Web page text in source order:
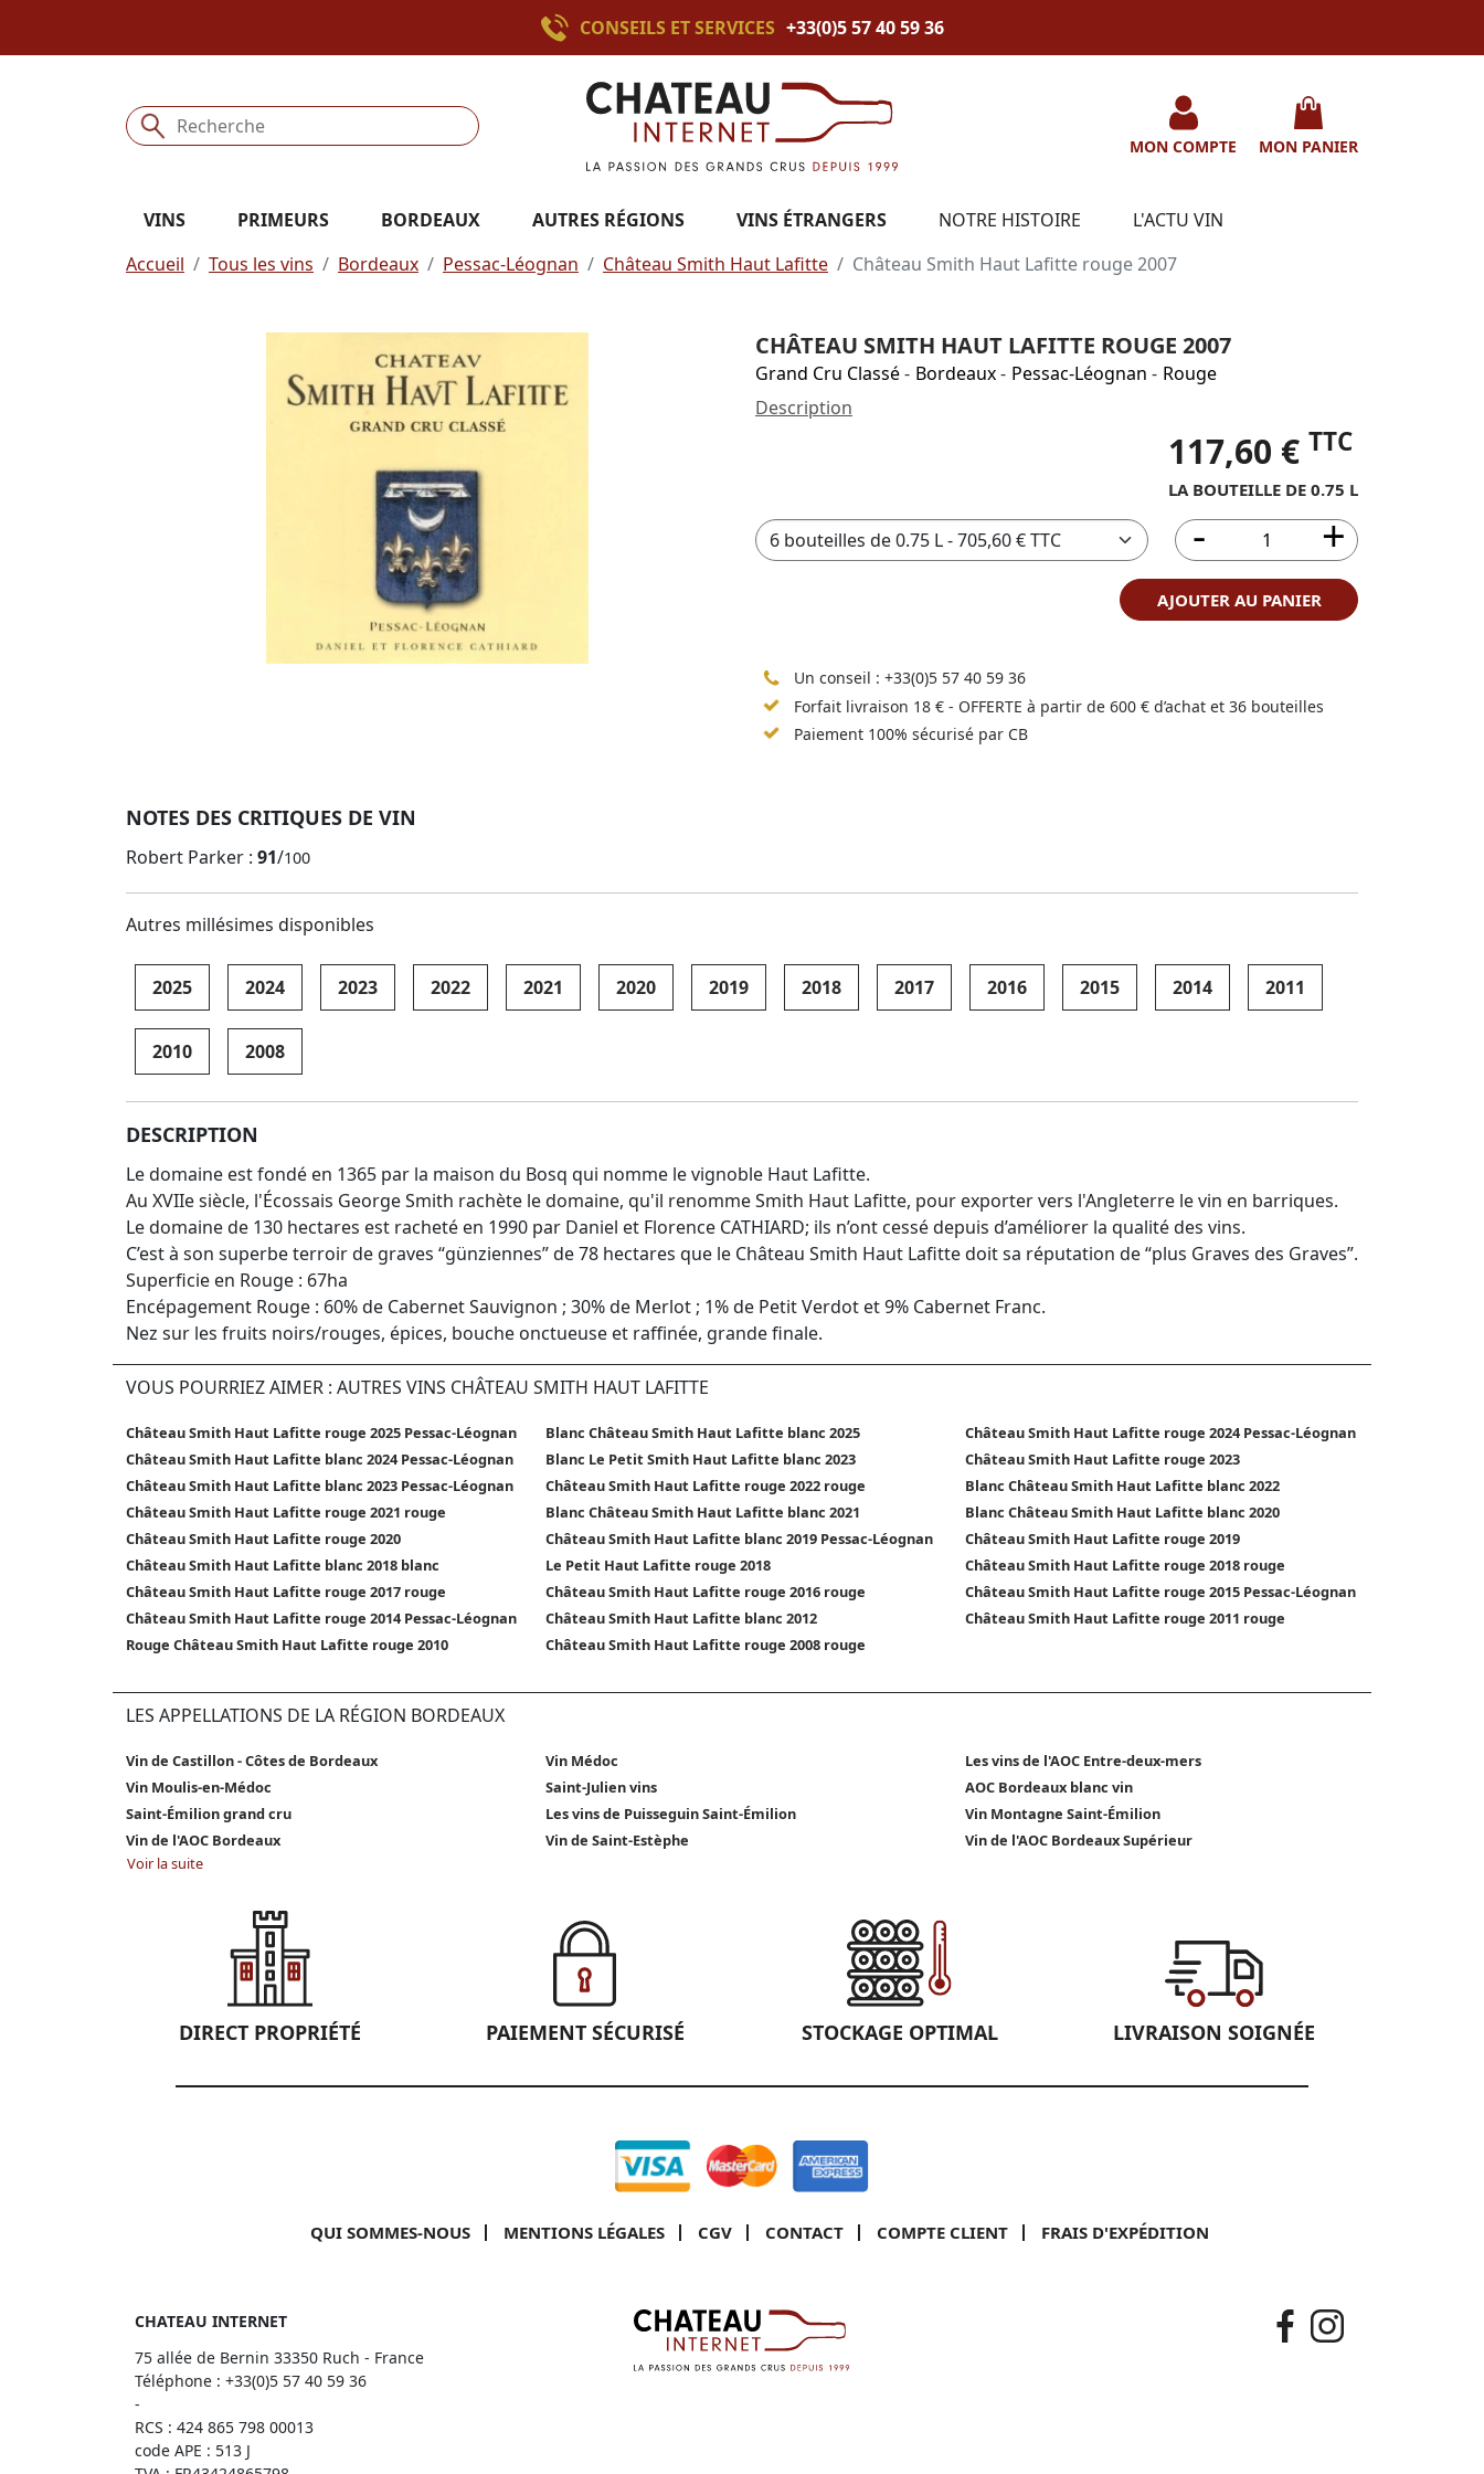
CONSEILS ET SERVICES +33(0)5 57 40 59 36
MON COMPTE MON PANIER
VINS PRIMEURS BORDEAUX AUTRES RÉGIONS VINS ÉTRANGERS NOTRE HISTOIRE
L'ACTU VIN
Accueil
Tous les vins Bordeaux Pessac-Léognan Château Smith Haut Lafitte Château Smith Haut Lafitte rouge 2007
CHÂTEAU SMITH HAUT LAFITTE ROUGE 2007
Grand Cru Classé- Bordeaux- Pessac-Léognan - Rouge
Description
117,60 € TTC
LA BOUTEILLE DE 0.75 L
AJOUTER AU PANIER
Un conseil : +33(0)5 57 40 59 36
Forfait livraison 18 € - OFFERTE à partir de 600 € d’achat et 36 bouteilles
Paiement 100% sécurisé par CB
NOTES DES CRITIQUES DE VIN
Robert Parker : 91/100
Autres millésimes disponibles
2025 2024 2023 2022 2021 2020 2019 2018 2017 2016 2015 2014 2011
2010 2008
DESCRIPTION
Le domaine est fondé en 1365 par la maison du Bosq qui nomme le vignoble Haut Lafitte.
Au XVIIe siècle, l'Écossais George Smith rachète le domaine, qu'il renomme Smith Haut Lafitte, pour exporter vers l'Angleterre le vin en barriques.
Le domaine de 130 hectares est racheté en 1990 par Daniel et Florence CATHIARD; ils n’ont cessé depuis d’améliorer la qualité des vins.
C’est à son superbe terroir de graves “günziennes” de 78 hectares que le Château Smith Haut Lafitte doit sa réputation de “plus Graves des Graves”.
Superficie en Rouge : 67ha
Encépagement Rouge : 60% de Cabernet Sauvignon ; 30% de Merlot ; 1% de Petit Verdot et 9% Cabernet Franc.
Nez sur les fruits noirs/rouges, épices, bouche onctueuse et raffinée, grande finale.
VOUS POURRIEZ AIMER : AUTRES VINS CHÂTEAU SMITH HAUT LAFITTE
Château Smith Haut Lafitte rouge 2025 Pessac-Léognan Blanc Château Smith Haut Lafitte blanc 2025
Château Smith Haut Lafitte rouge 2024 Pessac-Léognan
Château Smith Haut Lafitte blanc 2024 Pessac-Léognan
Blanc Le Petit Smith Haut Lafitte blanc 2023
Château Smith Haut Lafitte rouge 2023
Château Smith Haut Lafitte blanc 2023 Pessac-Léognan
Château Smith Haut Lafitte rouge 2022 rouge
Blanc Château Smith Haut Lafitte blanc 2022
Château Smith Haut Lafitte rouge 2021 rouge
Blanc Château Smith Haut Lafitte blanc 2021
Blanc Château Smith Haut Lafitte blanc 2020
Château Smith Haut Lafitte rouge 2020
Château Smith Haut Lafitte blanc 2019 Pessac-Léognan
Château Smith Haut Lafitte rouge 2019
Château Smith Haut Lafitte blanc 2018 blanc
Le Petit Haut Lafitte rouge 2018
Château Smith Haut Lafitte rouge 2018 rouge
Château Smith Haut Lafitte rouge 2017 rouge
Château Smith Haut Lafitte rouge 2016 rouge
Château Smith Haut Lafitte rouge 2015 Pessac-Léognan
Château Smith Haut Lafitte rouge 2014 Pessac-Léognan
Château Smith Haut Lafitte blanc 2012
Château Smith Haut Lafitte rouge 2011 rouge
Rouge Château Smith Haut Lafitte rouge 2010
Château Smith Haut Lafitte rouge 2008 rouge
LES APPELLATIONS DE LA RÉGION BORDEAUX
Vin de Castillon - Côtes de Bordeaux Vin Médoc
Les vins de l'AOC Entre-deux-mers
Vin Moulis-en-Médoc
Saint-Julien vins
AOC Bordeaux blanc vin
Saint-Émilion grand cru
Les vins de Puisseguin Saint-Émilion
Vin Montagne Saint-Émilion
Vin de l'AOC Bordeaux
Vin de Saint-Estèphe
Vin de l'AOC Bordeaux Supérieur
Voir la suite
DIRECT PROPRIÉTÉ PAIEMENT SÉCURISÉ STOCKAGE OPTIMAL LIVRAISON SOIGNÉE
QUI SOMMES-NOUS MENTIONS LÉGALES CGV CONTACT COMPTE CLIENT FRAIS D'EXPÉDITION
CHATEAU INTERNET
75 allée de Bernin 33350 Ruch - France
Téléphone : +33(0)5 57 40 59 36
-
RCS : 424 865 798 00013
code APE : 513 J